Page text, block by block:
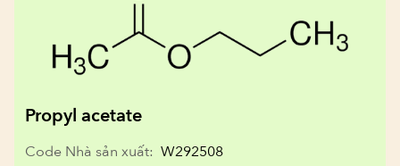
Propyl acetate
Code Nhà sản xuất: W292508